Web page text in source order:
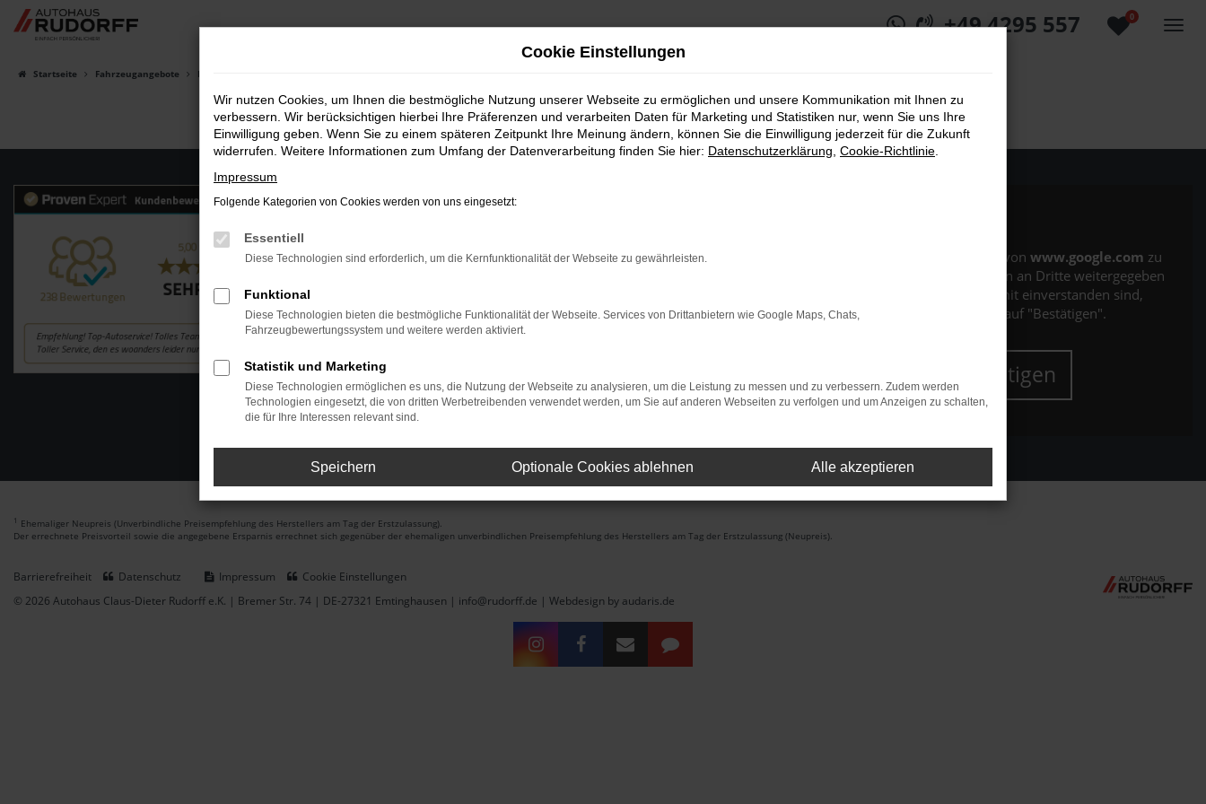
Zum
Hauptinhalt
0
+49 4295 557
Startseite Fahrzeugangebote Fahrzeugsuche
Telefon
MO-DO: 07:30 bis 18:00 Uhr
Es wird versucht, Inhalte von www.google.com zu
laden. Dabei können Daten an Dritte weitergegeben
werden. Wenn Sie damit einverstanden sind,
klicken Sie bitte auf "Bestätigen".
Bestätigen
1 Ehemaliger Neupreis (Unverbindliche Preisempfehlung des Herstellers am Tag der Erstzulassung).
Der errechnete Preisvorteil sowie die angegebene Ersparnis errechnet sich gegenüber der ehemaligen unverbindlichen Preisempfehlung des Herstellers am Tag der Erstzulassung (Neupreis).
Barrierefreiheit Datenschutz Impressum
Cookie Einstellungen
© 2026 Autohaus Claus-Dieter Rudorff e.K. | Bremer Str. 74 | DE-27321 Emtinghausen | info@rudorff.de | Webdesign by audaris.de
Cookie Einstellungen
Wir nutzen Cookies, um Ihnen die bestmögliche Nutzung unserer Webseite zu ermöglichen und unsere Kommunikation mit Ihnen zu
verbessern. Wir berücksichtigen hierbei Ihre Präferenzen und verarbeiten Daten für Marketing und Statistiken nur, wenn Sie uns Ihre
Einwilligung geben. Wenn Sie zu einem späteren Zeitpunkt Ihre Meinung ändern, können Sie die Einwilligung jederzeit für die Zukunft
widerrufen. Weitere Informationen zum Umfang der Datenverarbeitung finden Sie hier: Datenschutzerklärung Cookie-Richtlinie
Impressum
Folgende Kategorien von Cookies werden von uns eingesetzt:
Essentiell
Diese Technologien sind erforderlich, um die Kernfunktionalität der Webseite zu gewährleisten.
Funktional
Diese Technologien bieten die bestmögliche Funktionalität der Webseite. Services von Drittanbietern wie Google Maps, Chats,
Fahrzeugbewertungssystem und weitere werden aktiviert.
Statistik und Marketing
Diese Technologien ermöglichen es uns, die Nutzung der Webseite zu analysieren, um die Leistung zu messen und zu verbessern. Zudem werden
Technologien eingesetzt, die von dritten Werbetreibenden verwendet werden, um Sie auf anderen Webseiten zu verfolgen und um Anzeigen zu schalten,
die für Ihre Interessen relevant sind.
Speichern Optionale Cookies ablehnen Alle akzeptieren